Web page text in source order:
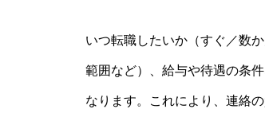
いつ転職したいか（すぐ／数
範囲など）、給与や待遇の条
なります。これにより、連絡